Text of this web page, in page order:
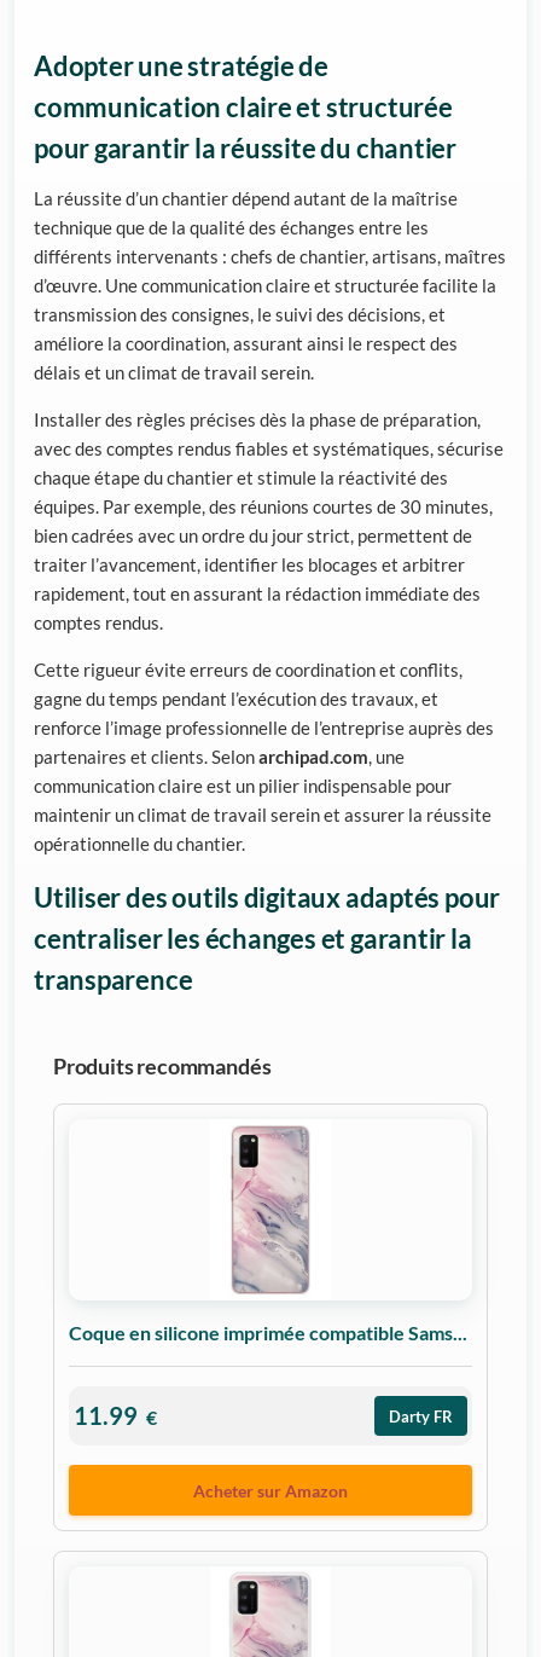
Adopter une stratégie de
communication claire et structurée
pour garantir la réussite du chantier
La réussite d’un chantier dépend autant de la maîtrise
technique que de la qualité des échanges entre les
différents intervenants : chefs de chantier, artisans, maîtres
d’œuvre. Une communication claire et structurée facilite la
transmission des consignes, le suivi des décisions, et
améliore la coordination, assurant ainsi le respect des
délais et un climat de travail serein.
Installer des règles précises dès la phase de préparation,
avec des comptes rendus fiables et systématiques, sécurise
chaque étape du chantier et stimule la réactivité des
équipes. Par exemple, des réunions courtes de 30 minutes,
bien cadrées avec un ordre du jour strict, permettent de
traiter l’avancement, identifier les blocages et arbitrer
rapidement, tout en assurant la rédaction immédiate des
comptes rendus.
Cette rigueur évite erreurs de coordination et conflits,
gagne du temps pendant l’exécution des travaux, et
renforce l’image professionnelle de l’entreprise auprès des
partenaires et clients. Selonarchipad.com, une
communication claire est un pilier indispensable pour
maintenir un climat de travail serein et assurer la réussite
opérationnelle du chantier.
Utiliser des outils digitaux adaptés pour
centraliser les échanges et garantir la
transparence
Produits recommandés
Coque en silicone imprimée compatible Sams...
11.99 € Darty FR
Acheter sur Amazon